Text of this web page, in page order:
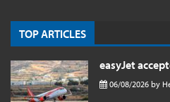
TOP ARTICLES
easyJet
06/08/2026 by